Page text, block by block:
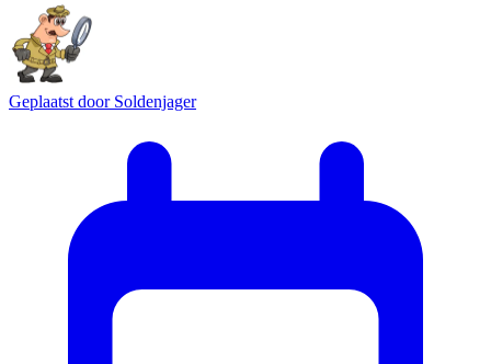
Geplaatst door Soldenjager